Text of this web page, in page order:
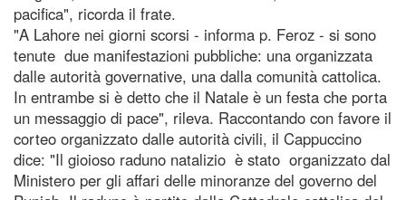
pacifica", ricorda il frate.
"A Lahore nei giorni scorsi - informa p. Feroz - si sono
tenute due manifestazioni pubbliche: una organizzata
dalle autorità governative, una dalla comunità cattolica.
In entrambe si è detto che il Natale è un festa che porta
un messaggio di pace", rileva. Raccontando con favore il
corteo organizzato dalle autorità civili, il Cappuccino
dice: "Il gioioso raduno natalizio è stato organizzato dal
Ministero per gli affari delle minoranze del governo del